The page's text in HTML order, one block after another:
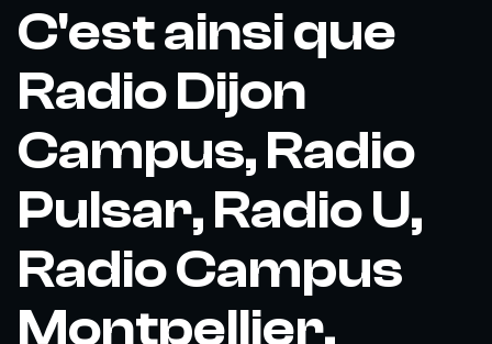
C'est ainsi que
Radio Dijon
Campus, Radio
Pulsar, Radio U,
Radio Campus
Montpellier,